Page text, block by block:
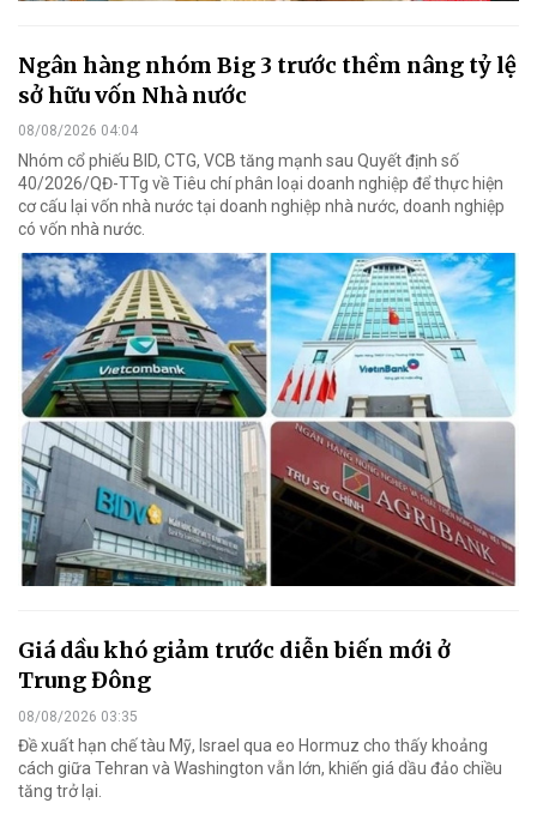
Ngân hàng nhóm Big 3 trước thềm nâng tỷ lệ
sở hữu vốn Nhà nước
08/08/2026 04:04
Nhóm cổ phiếu BID, CTG, VCB tăng mạnh sau Quyết định số
40/2026/QĐ-TTg về Tiêu chí phân loại doanh nghiệp để thực hiện
cơ cấu lại vốn nhà nước tại doanh nghiệp nhà nước, doanh nghiệp
có vốn nhà nước.
Giá dầu khó giảm trước diễn biến mới ở
Trung Đông
08/08/2026 03:35
Đề xuất hạn chế tàu Mỹ, Israel qua eo Hormuz cho thấy khoảng
cách giữa Tehran và Washington vẫn lớn, khiến giá dầu đảo chiều
tăng trở lại.